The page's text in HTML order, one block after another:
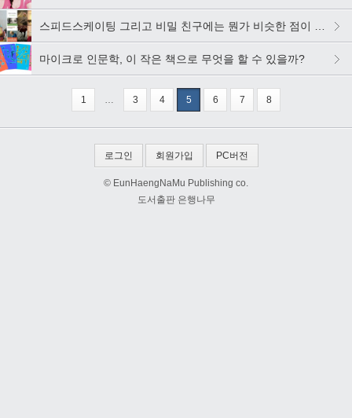
스피드스케이팅 그리고 비밀 친구에는 뭔가 비슷한 점이 있다!
마이크로 인문학, 이 작은 책으로 무엇을 할 수 있을까?
1 … 3 4 5 6 7 8
로그인 회원가입 PC버전
© EunHaengNaMu Publishing co.
도서출판 은행나무